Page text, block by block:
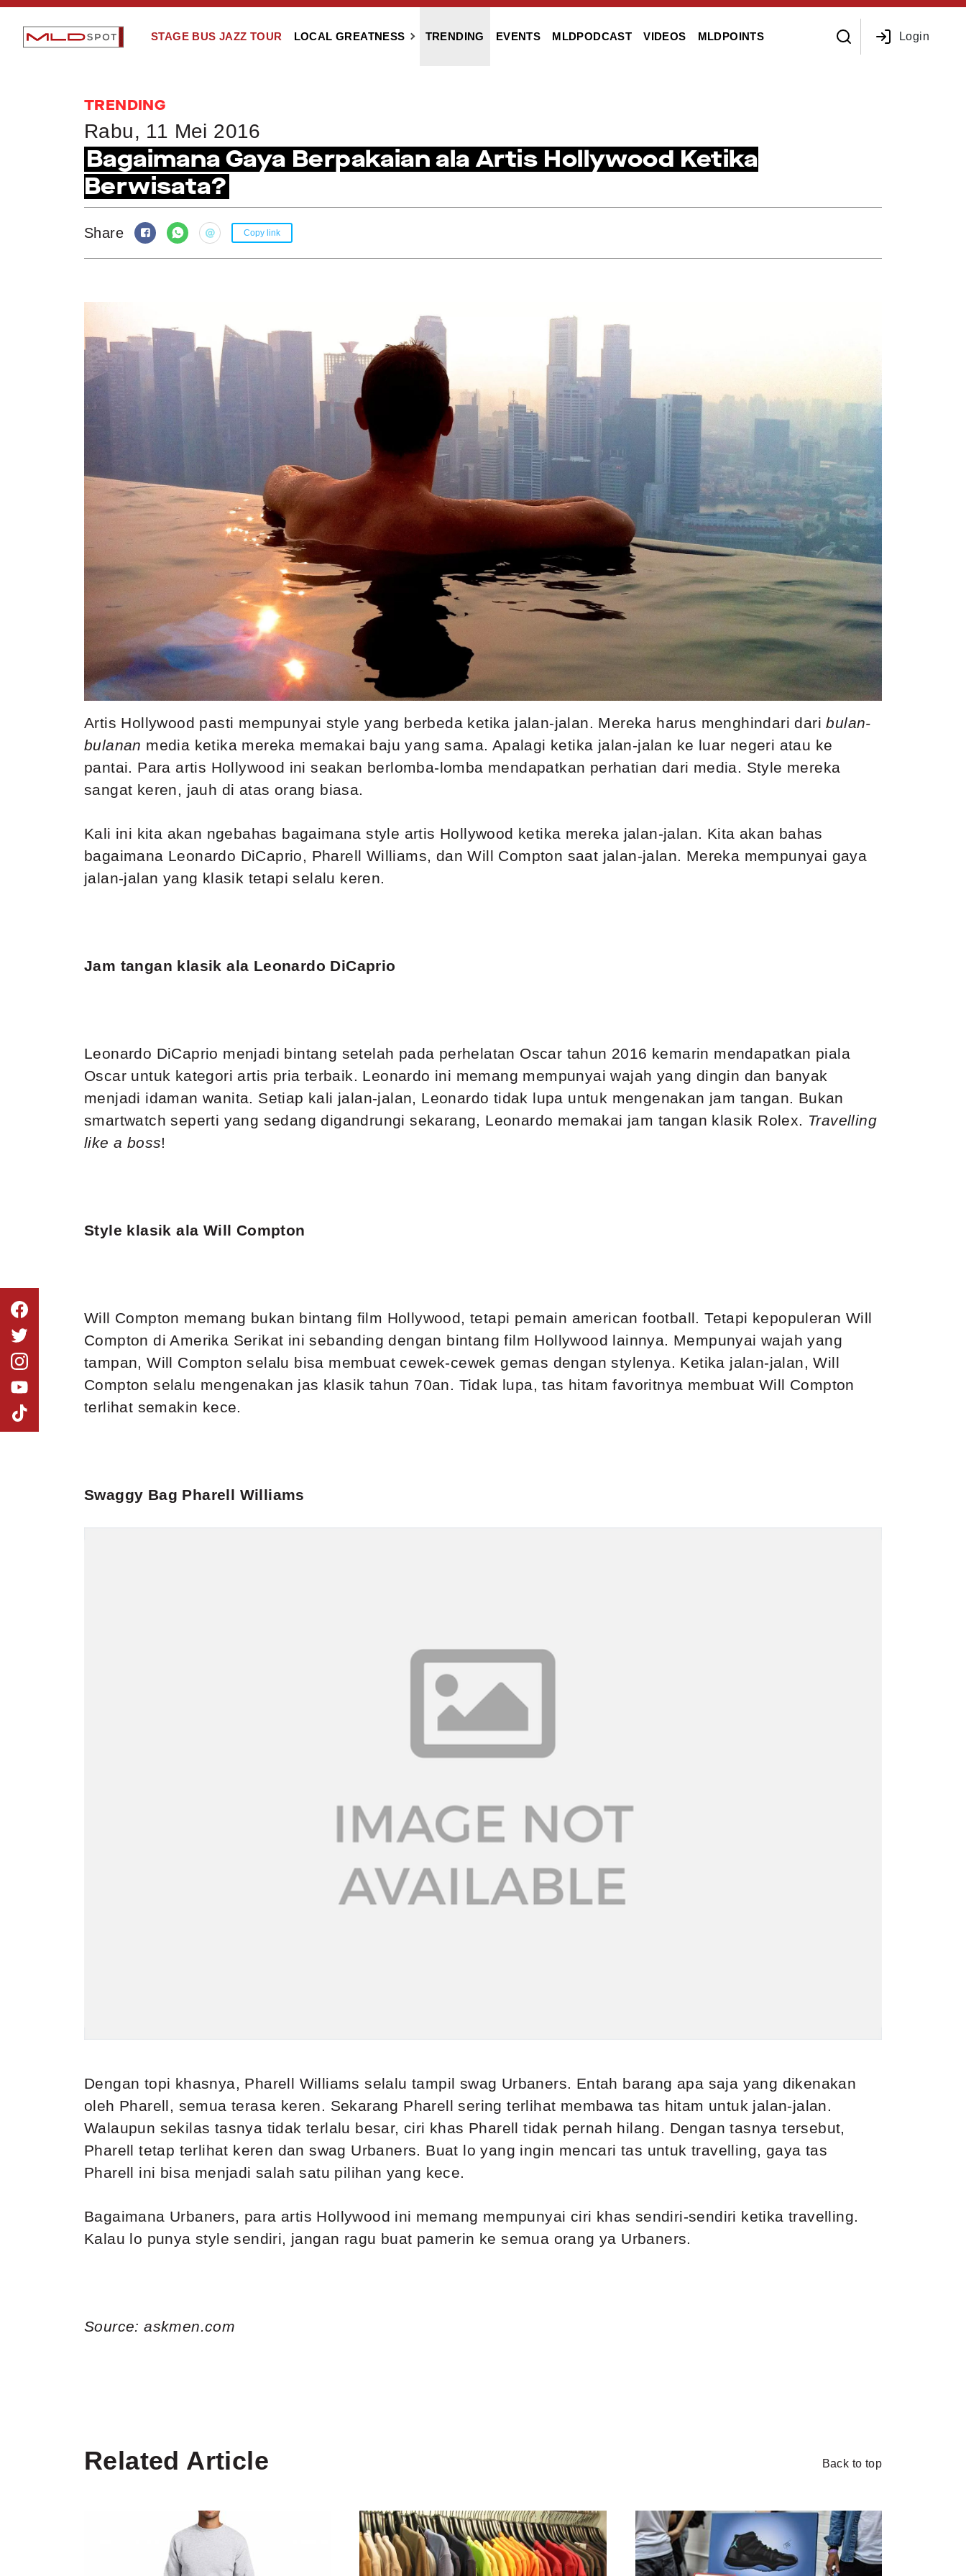
STAGE BUS JAZZ TOUR LOCAL GREATNESS TRENDING EVENTS MLDPODCAST VIDEOS MLDPOINTS Login
TRENDING
Rabu, 11 Mei 2016
Bagaimana Gaya Berpakaian ala Artis Hollywood Ketika
Berwisata?
Share Copy link
Artis Hollywood pasti mempunyai style yang berbeda ketika jalan-jalan. Mereka harus menghindari daribulan-
bulanan media ketika mereka memakai baju yang sama. Apalagi ketika jalan-jalan ke luar negeri atau ke
pantai. Para artis Hollywood ini seakan berlomba-lomba mendapatkan perhatian dari media. Style mereka
sangat keren, jauh di atas orang biasa.
Kali ini kita akan ngebahas bagaimana style artis Hollywood ketika mereka jalan-jalan. Kita akan bahas
bagaimana Leonardo DiCaprio, Pharell Williams, dan Will Compton saat jalan-jalan. Mereka mempunyai gaya
jalan-jalan yang klasik tetapi selalu keren.
Jam tangan klasik ala Leonardo DiCaprio
Leonardo DiCaprio menjadi bintang setelah pada perhelatan Oscar tahun 2016 kemarin mendapatkan piala
Oscar untuk kategori artis pria terbaik. Leonardo ini memang mempunyai wajah yang dingin dan banyak
menjadi idaman wanita. Setiap kali jalan-jalan, Leonardo tidak lupa untuk mengenakan jam tangan. Bukan
smartwatch seperti yang sedang digandrungi sekarang, Leonardo memakai jam tangan klasik Rolex. Travelling
like a boss!
Style klasik ala Will Compton
Will Compton memang bukan bintang film Hollywood, tetapi pemain american football. Tetapi kepopuleran Will
Compton di Amerika Serikat ini sebanding dengan bintang film Hollywood lainnya. Mempunyai wajah yang
tampan, Will Compton selalu bisa membuat cewek-cewek gemas dengan stylenya. Ketika jalan-jalan, Will
Compton selalu mengenakan jas klasik tahun 70an. Tidak lupa, tas hitam favoritnya membuat Will Compton
terlihat semakin kece.
Swaggy Bag Pharell Williams
Dengan topi khasnya, Pharell Williams selalu tampil swag Urbaners. Entah barang apa saja yang dikenakan
oleh Pharell, semua terasa keren. Sekarang Pharell sering terlihat membawa tas hitam untuk jalan-jalan.
Walaupun sekilas tasnya tidak terlalu besar, ciri khas Pharell tidak pernah hilang. Dengan tasnya tersebut,
Pharell tetap terlihat keren dan swag Urbaners. Buat lo yang ingin mencari tas untuk travelling, gaya tas
Pharell ini bisa menjadi salah satu pilihan yang kece.
Bagaimana Urbaners, para artis Hollywood ini memang mempunyai ciri khas sendiri-sendiri ketika travelling.
Kalau lo punya style sendiri, jangan ragu buat pamerin ke semua orang ya Urbaners.
Source: askmen.com
Related Article Back to top